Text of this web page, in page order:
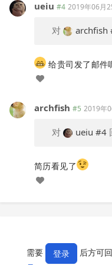
ueiu #4 2019年06月
对 archfish
给贵司发了邮件
archfish #5 2019年
对 ueiu #4
简历看见了
需要 登录 后方可